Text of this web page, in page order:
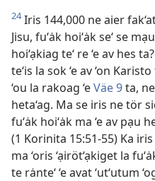
24Iris 144,000 ne aier
Jisu, fu‘ȧk hoi‘ȧk se‘ se
hoi‘ạkiag te‘ re ‘e av hes
te‘is la sok ‘e av ‘on
‘ou la rakoag ‘eVäe 9ta,
heta‘ag. Ma se iris ne tör sio
fu‘ȧk hoi‘ȧk ma ‘e av pạu
(1 Korinita 15:51-55) Ka
ma ‘oris ‘ạiröt‘ạkiget la
te rȧnte‘ ‘e avat ‘ut‘utum